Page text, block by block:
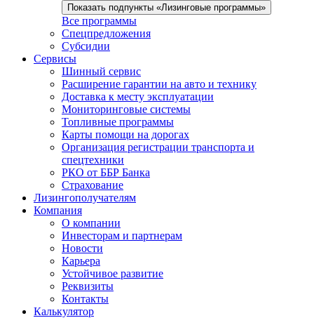
Показать подпункты «Лизинговые программы»
Все программы
Спецпредложения
Субсидии
Сервисы
Шинный сервис
Расширение гарантии на авто и технику
Доставка к месту эксплуатации
Мониторинговые системы
Топливные программы
Карты помощи на дорогах
Организация регистрации транспорта и
спецтехники
РКО от ББР Банка
Страхование
Лизингополучателям
Компания
О компании
Инвесторам и партнерам
Новости
Карьера
Устойчивое развитие
Реквизиты
Контакты
Калькулятор